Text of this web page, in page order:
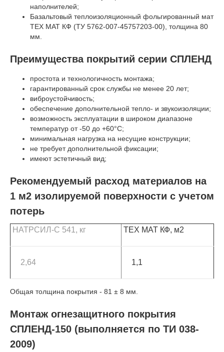
наполнителей;
Базальтовый теплоизоляционный фольгированный мат
ТЕХ МАТ КФ (ТУ 5762-007-45757203-00), толщина 80
мм.
Преимущества покрытий серии СПЛЕНД
простота и технологичность монтажа;
гарантированный срок службы не менее 20 лет;
виброустойчивость;
обеспечение дополнительной тепло- и звукоизоляции;
возможность эксплуатации в широком диапазоне
температур от -50 до +60°C;
минимальная нагрузка на несущие конструкции;
не требует дополнительной фиксации;
имеют эстетичный вид;
Рекомендуемый расход материалов на
1 м2 изолируемой поверхности с учетом
потерь
НАТРСИЛ-С 541, кг ТЕХ МАТ КФ, м2
2,64 1,1
Общая толщина покрытия - 81 ± 8 мм.
Монтаж огнезащитного покрытия
СПЛЕНД-150 (выполняется по ТИ 038-
2009)